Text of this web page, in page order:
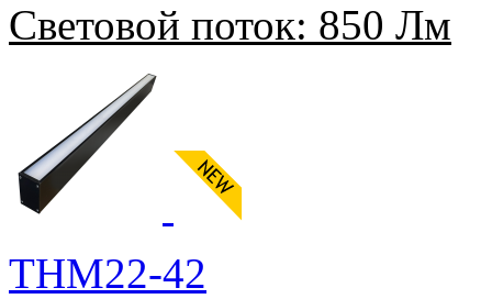
Световой поток: 850 Лм
THM22-42